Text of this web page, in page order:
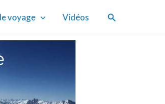
voyage Vidéos Rechercher